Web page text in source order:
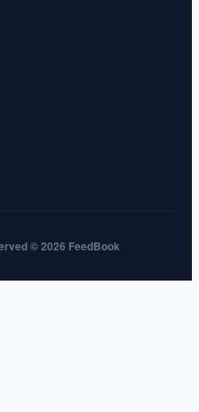
© 2026 FeedBook